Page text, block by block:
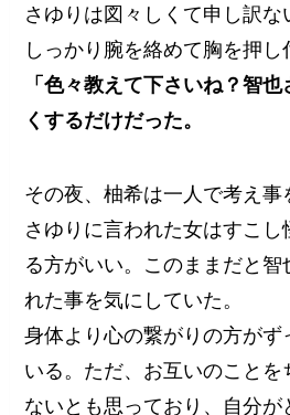
さゆりは図々しくて申し訳な
しっかり腕を絡めて胸を押し
「色々教えて下さいね？智
くするだけだった。
その夜、柚希は一人で考え事
さゆりに言われた女はすこ
る方がいい。このままだと
れた事を気にしていた。
身体より心の繋がりの方がず
いる。ただ、お互いのことを
ないとも思っており、自分が